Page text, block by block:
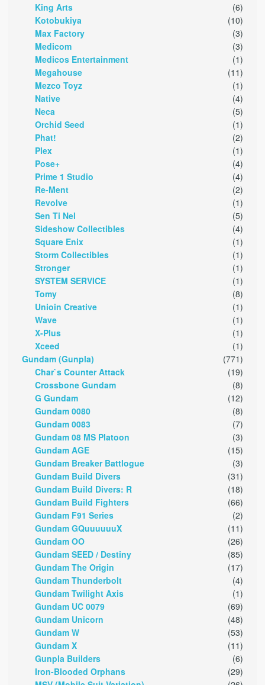
King Arts
(6)
Kotobukiya
(10)
Max Factory
(3)
Medicom
(3)
Medicos Entertainment
(1)
Megahouse
(11)
Mezco Toyz
(1)
Native
(4)
Neca
(5)
Orchid Seed
(1)
Phat!
(2)
Plex
(1)
Pose+
(4)
Prime 1 Studio
(4)
Re-Ment
(2)
Revolve
(1)
Sen Ti Nel
(5)
Sideshow Collectibles
(4)
Square Enix
(1)
Storm Collectibles
(1)
Stronger
(1)
SYSTEM SERVICE
(1)
Tomy
(8)
Unioin Creative
(1)
Wave
(1)
X-Plus
(1)
Xceed
(1)
Gundam (Gunpla)
(771)
Char`s Counter Attack
(19)
Crossbone Gundam
(8)
G Gundam
(12)
Gundam 0080
(8)
Gundam 0083
(7)
Gundam 08 MS Platoon
(3)
Gundam AGE
(15)
Gundam Breaker Battlogue
(3)
Gundam Build Divers
(31)
Gundam Build Divers: R
(18)
Gundam Build Fighters
(66)
Gundam F91 Series
(2)
Gundam GQuuuuuuX
(11)
Gundam OO
(26)
Gundam SEED / Destiny
(85)
Gundam The Origin
(17)
Gundam Thunderbolt
(4)
Gundam Twilight Axis
(1)
Gundam UC 0079
(69)
Gundam Unicorn
(48)
Gundam W
(53)
Gundam X
(11)
Gunpla Builders
(6)
Iron-Blooded Orphans
(29)